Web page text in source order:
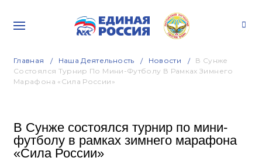
Главная Наша Деятельность Новости
В Сунже
Состоялся Турнир По Мини-Футболу В Рамках Зимнего
Марафона «Сила России»
В Сунже состоялся турнир по мини-
футболу в рамках зимнего марафона
«Сила России»